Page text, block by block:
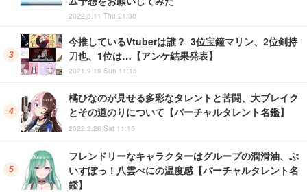
2022.8.11 Thu 21:30
今推しているVtuberは誰？ 3位宝鐘マリン、2位剣持
刀也、1位は…【アンケ結果発表】
2021.9.19 Sun 11:15
橘ひなのが見せる多彩なタレントと苦闘、大ブレイク
とその道のりについて【バーチャルタレント名鑑】
2022.2.26 Sat 11:15
フレンドリーなキャラクターはグループの潤滑油、ぶ
いすぽっ！八雲べにの温度感【バーチャルタレント名
鑑】